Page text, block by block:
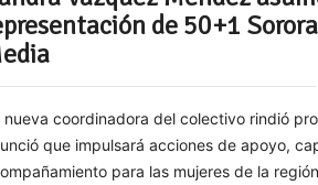
de 50+1
nueva coordinadora del colectivo rindió
que impulsará acciones de apoyo,
para las mujeres de la